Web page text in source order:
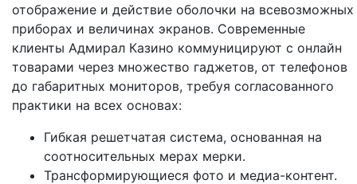
отображение и действие оболочки на всевозможных
приборах и величинах экранов. Современные
клиенты Адмирал Казино коммуницируют с онлайн
товарами через множество гаджетов, от телефонов
до габаритных мониторов, требуя согласованного
практики на всех основах:
Гибкая решетчатая система, основанная на
соотносительных мерах мерки.
Трансформирующиеся фото и медиа-контент.